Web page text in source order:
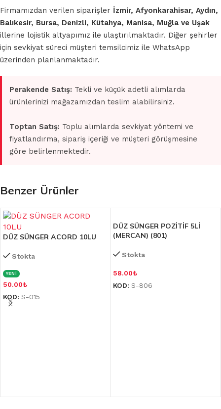
Firmamızdan verilen siparişler İzmir, Afyonkarahisar, Aydın,
Balıkesir, Bursa, Denizli, Kütahya, Manisa, Muğla ve Uşak
illerine lojistik altyapımız ile ulaştırılmaktadır. Diğer şehirler
için sevkiyat süreci müşteri temsilcimiz ile WhatsApp
üzerinden planlanmaktadır.
Perakende Satış: Tekli ve küçük adetli alımlarda
ürünlerinizi mağazamızdan teslim alabilirsiniz.
Toptan Satış: Toplu alımlarda sevkiyat yöntemi ve
fiyatlandırma, sipariş içeriği ve müşteri görüşmesine
göre belirlenmektedir.
Benzer Ürünler
DÜZ SÜNGER ACORD 10LU
Stokta
YENİ
50.00₺
KOD: S-015
DÜZ SÜNGER POZİTİF 5Lİ
(MERCAN) (801)
Stokta
58.00₺
KOD: S-806